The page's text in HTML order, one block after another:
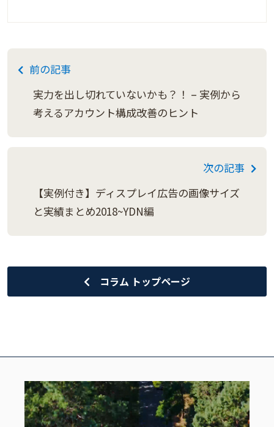
前の記事
実力を出し切れていないかも？！ – 実例から
考えるアカウント構成改善のヒント
次の記事
【実例付き】ディスプレイ広告の画像サイズ
と実績まとめ2018~YDN編
コラム トップページ